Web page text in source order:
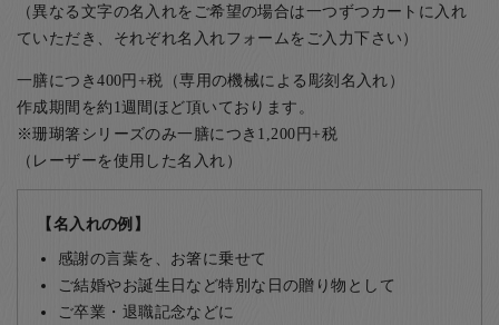
（異なる文字の名入れをご希望の場合は一つずつカートに入れ
ていただき、それぞれ名入れフォームをご入力下さい）
一膳につき400円+税（専用の機械による彫刻名入れ）
作成期間を約1週間ほど頂いております。
※珊瑚箸シリーズのみ一膳につき1,200円+税
（レーザーを使用した名入れ）
【名入れの例】
感謝の言葉を、お箸に乗せて
ご結婚やお誕生日など特別な日の贈り物として
ご卒業・退職記念などに